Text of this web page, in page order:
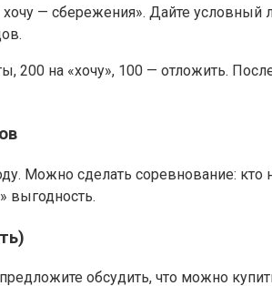
— сбережения». Дайте условный
на «хочу», 100 — отложить.
Можно сделать соревнование:
выгодность.
обсудить, что можно